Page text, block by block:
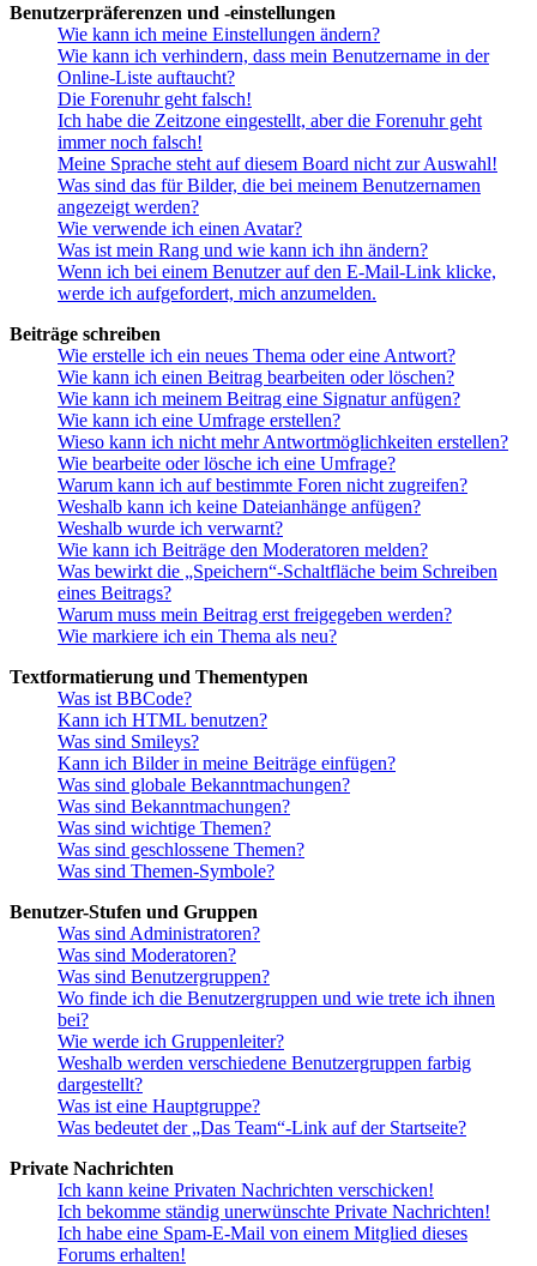
Benutzerpräferenzen und -einstellungen
Wie kann ich meine Einstellungen ändern?
Wie kann ich verhindern, dass mein Benutzername in der
Online-Liste auftaucht?
Die Forenuhr geht falsch!
Ich habe die Zeitzone eingestellt, aber die Forenuhr geht
immer noch falsch!
Meine Sprache steht auf diesem Board nicht zur Auswahl!
Was sind das für Bilder, die bei meinem Benutzernamen
angezeigt werden?
Wie verwende ich einen Avatar?
Was ist mein Rang und wie kann ich ihn ändern?
Wenn ich bei einem Benutzer auf den E-Mail-Link klicke,
werde ich aufgefordert, mich anzumelden.
Beiträge schreiben
Wie erstelle ich ein neues Thema oder eine Antwort?
Wie kann ich einen Beitrag bearbeiten oder löschen?
Wie kann ich meinem Beitrag eine Signatur anfügen?
Wie kann ich eine Umfrage erstellen?
Wieso kann ich nicht mehr Antwortmöglichkeiten erstellen?
Wie bearbeite oder lösche ich eine Umfrage?
Warum kann ich auf bestimmte Foren nicht zugreifen?
Weshalb kann ich keine Dateianhänge anfügen?
Weshalb wurde ich verwarnt?
Wie kann ich Beiträge den Moderatoren melden?
Was bewirkt die „Speichern“-Schaltfläche beim Schreiben
eines Beitrags?
Warum muss mein Beitrag erst freigegeben werden?
Wie markiere ich ein Thema als neu?
Textformatierung und Thementypen
Was ist BBCode?
Kann ich HTML benutzen?
Was sind Smileys?
Kann ich Bilder in meine Beiträge einfügen?
Was sind globale Bekanntmachungen?
Was sind Bekanntmachungen?
Was sind wichtige Themen?
Was sind geschlossene Themen?
Was sind Themen-Symbole?
Benutzer-Stufen und Gruppen
Was sind Administratoren?
Was sind Moderatoren?
Was sind Benutzergruppen?
Wo finde ich die Benutzergruppen und wie trete ich ihnen
bei?
Wie werde ich Gruppenleiter?
Weshalb werden verschiedene Benutzergruppen farbig
dargestellt?
Was ist eine Hauptgruppe?
Was bedeutet der „Das Team“-Link auf der Startseite?
Private Nachrichten
Ich kann keine Privaten Nachrichten verschicken!
Ich bekomme ständig unerwünschte Private Nachrichten!
Ich habe eine Spam-E-Mail von einem Mitglied dieses
Forums erhalten!